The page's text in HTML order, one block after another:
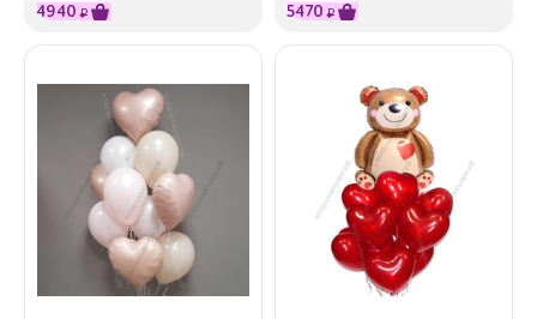
4940 ₽ 5470 ₽